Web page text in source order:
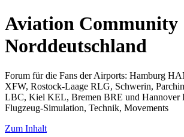
Aviation Community
Norddeutschland
Forum für die Fans der Airports: Hamburg
XFW, Rostock-Laage RLG, Schwerin,
LBC, Kiel KEL, Bremen BRE und Hannover
Flugzeug-Simulation, Technik, Movements
Zum Inhalt